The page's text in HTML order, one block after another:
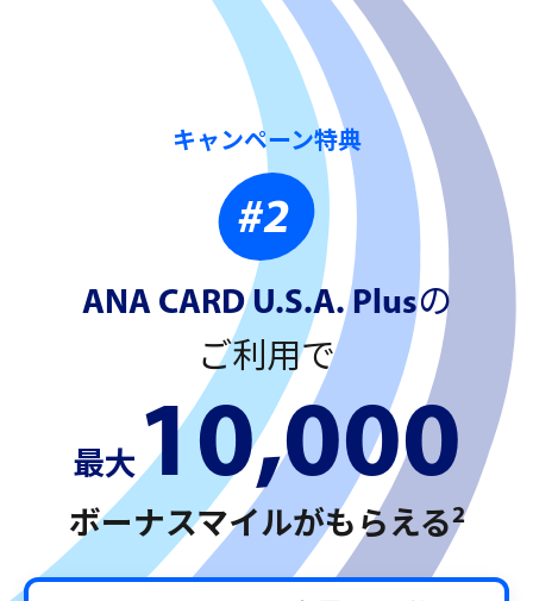
キャンペーン特典
#2
ANA CARD U.S.A. Plusの
ご利用で
最大10,000
ボーナスマイルがもらえる2